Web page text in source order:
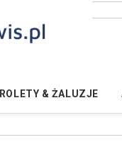
ROLETY & ŻALUZJE